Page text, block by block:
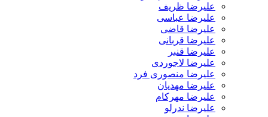
علیرضا ظریف
علیرضا عباسی
علیرضا قاضی
علیرضا قربانی
علیرضا قنبر
علیرضا لاجوردی
علیرضا منصوری فرد
علیرضا مهدیان
علیرضا مهرکام
علیرضا ندرلو